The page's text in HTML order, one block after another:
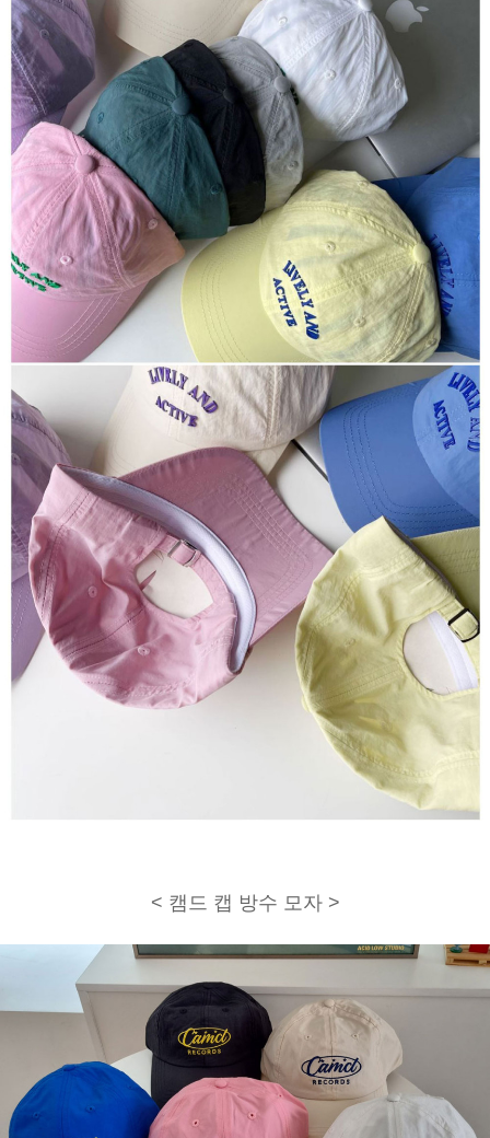
< 캠드 캡 방수 모자 >